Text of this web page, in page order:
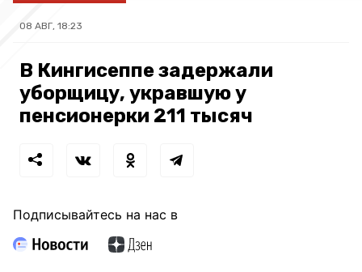
08 АВГ, 18:23
В Кингисеппе задержали
уборщицу, укравшую у
пенсионерки 211 тысяч
Подписывайтесь на нас в